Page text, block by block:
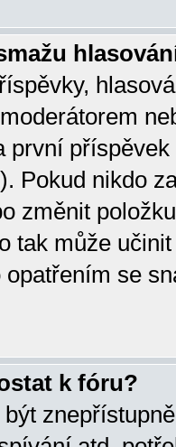
první
Pokud nikdo
změnit
tak může
se
k fóru?